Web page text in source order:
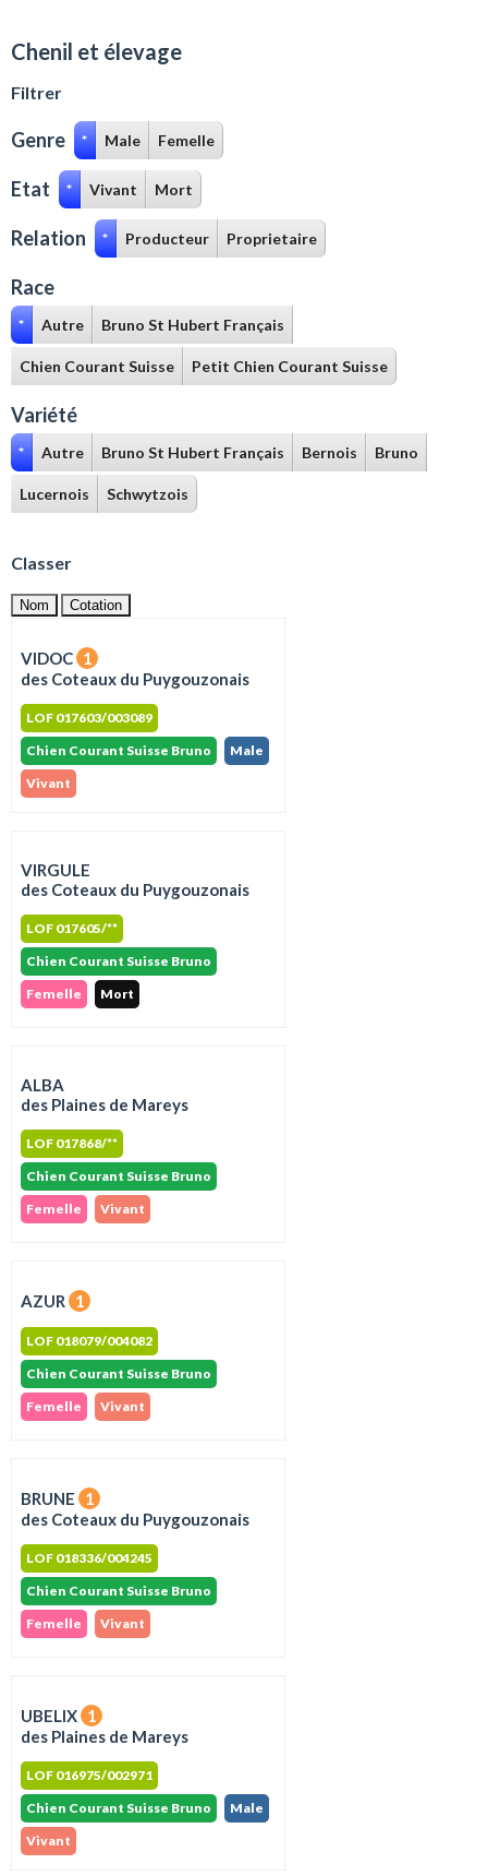
Chenil et élevage
Filtrer
Genre * Male Femelle
Etat * Vivant Mort
Relation * Producteur Proprietaire
Race
* Autre Bruno St Hubert Français
Chien Courant Suisse Petit Chien Courant Suisse
Variété
* Autre Bruno St Hubert Français Bernois Bruno
Lucernois Schwytzois
Classer
Nom Cotation
VIDOC 1
des Coteaux du Puygouzonais
LOF 017603/003089
Chien Courant Suisse Bruno
Male
Vivant
VIRGULE
des Coteaux du Puygouzonais
LOF 017605/**
Chien Courant Suisse Bruno
Femelle
Mort
ALBA
des Plaines de Mareys
LOF 017868/**
Chien Courant Suisse Bruno
Femelle
Vivant
AZUR 1
LOF 018079/004082
Chien Courant Suisse Bruno
Femelle
Vivant
BRUNE
1
des Coteaux du Puygouzonais
LOF 018336/004245
Chien Courant Suisse Bruno
Femelle
Vivant
UBELIX 1
des Plaines de Mareys
LOF 016975/002971
Chien Courant Suisse Bruno
Male
Vivant